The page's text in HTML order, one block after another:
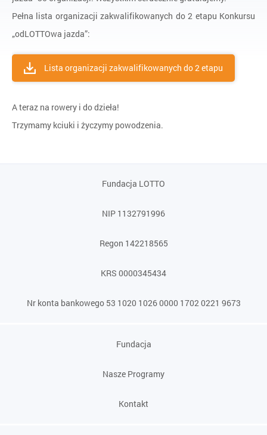
Pełna lista organizacji zakwalifikowanych do 2 etapu Konkursu
„odLOTTOwa jazda”:
Lista organizacji zakwalifikowanych do 2 etapu
A teraz na rowery i do dzieła!
Trzymamy kciuki i życzymy powodzenia.
Fundacja LOTTO
NIP 1132791996
Regon 142218565
KRS 0000345434
Nr konta bankowego 53 1020 1026 0000 1702 0221 9673
Fundacja
Nasze Programy
Kontakt